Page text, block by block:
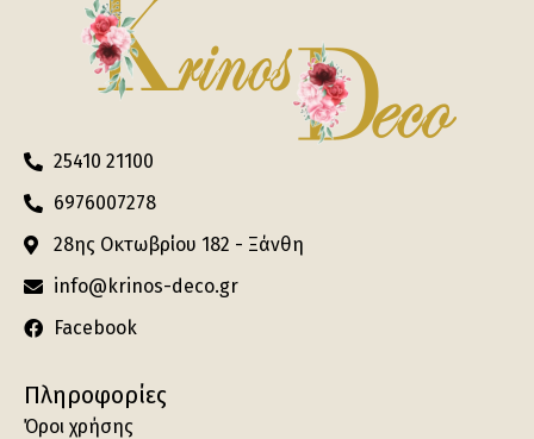
25410 21100
6976007278
28ης Οκτωβρίου 182 - Ξάνθη
info@krinos-deco.gr
Facebook
Πληροφορίες
Όροι χρήσης